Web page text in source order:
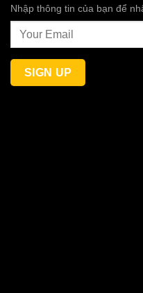
Nhập thông tin của bạn để